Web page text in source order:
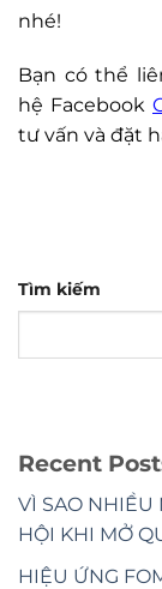
nhé!
Bạn có thể
hệ Facebook
tư vấn và đặt
Tìm kiếm
Recent
VÌ SAO NHIỀU
HỘI KHI MỞ
HIỆU ỨNG